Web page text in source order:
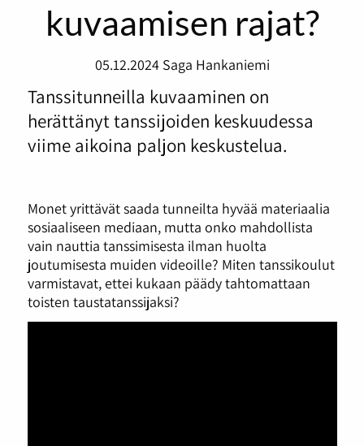
kuvaamisen rajat?
05.12.2024 Saga Hankaniemi
Tanssitunneilla kuvaaminen on
herättänyt tanssijoiden keskuudessa
viime aikoina paljon keskustelua.
Monet yrittävät saada tunneilta hyvää materiaalia
sosiaaliseen mediaan, mutta onko mahdollista
vain nauttia tanssimisesta ilman huolta
joutumisesta muiden videoille? Miten tanssikoulut
varmistavat, ettei kukaan päädy tahtomattaan
toisten taustatanssijaksi?